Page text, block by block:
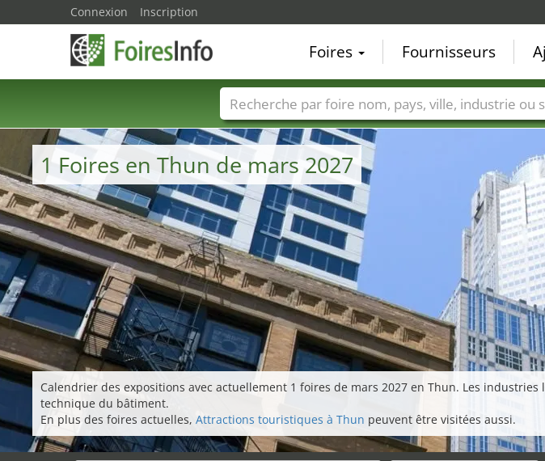
1 Foires en Thun de mars 2027
Calendrier des expositions avec actuellement 1 foires de mars 2027 en Thun. Les
technique du bâtiment.
En plus des foires actuelles, Attractions touristiques à Thun peuvent être visitées aussi.
Connexion Inscription
Foires Fournisseurs
Foire noms Pays Villes Secteurs de foire